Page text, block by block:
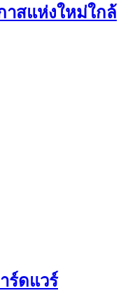
าสแห่งใหม่ใกล้
ร์ดแวร์